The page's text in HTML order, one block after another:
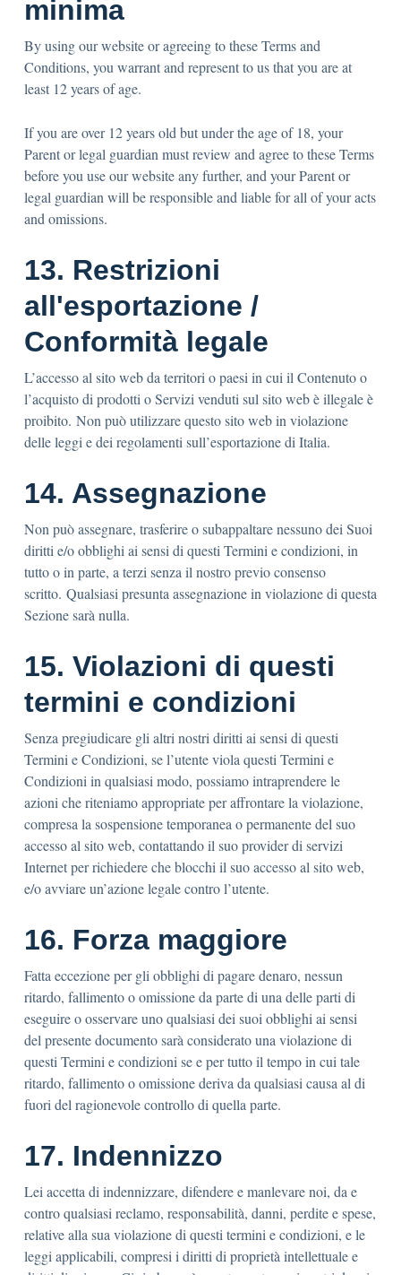
minima
By using our website or agreeing to these Terms and
Conditions, you warrant and represent to us that you are at
least 12 years of age.
If you are over 12 years old but under the age of 18, your
Parent or legal guardian must review and agree to these Terms
before you use our website any further, and your Parent or
legal guardian will be responsible and liable for all of your acts
and omissions.
13. Restrizioni
all'esportazione /
Conformità legale
L’accesso al sito web da territori o paesi in cui il Contenuto o
l’acquisto di prodotti o Servizi venduti sul sito web è illegale è
proibito. Non può utilizzare questo sito web in violazione
delle leggi e dei regolamenti sull’esportazione di Italia.
14. Assegnazione
Non può assegnare, trasferire o subappaltare nessuno dei Suoi
diritti e/o obblighi ai sensi di questi Termini e condizioni, in
tutto o in parte, a terzi senza il nostro previo consenso
scritto. Qualsiasi presunta assegnazione in violazione di questa
Sezione sarà nulla.
15. Violazioni di questi
termini e condizioni
Senza pregiudicare gli altri nostri diritti ai sensi di questi
Termini e Condizioni, se l’utente viola questi Termini e
Condizioni in qualsiasi modo, possiamo intraprendere le
azioni che riteniamo appropriate per affrontare la violazione,
compresa la sospensione temporanea o permanente del suo
accesso al sito web, contattando il suo provider di servizi
Internet per richiedere che blocchi il suo accesso al sito web,
e/o avviare un’azione legale contro l’utente.
16. Forza maggiore
Fatta eccezione per gli obblighi di pagare denaro, nessun
ritardo, fallimento o omissione da parte di una delle parti di
eseguire o osservare uno qualsiasi dei suoi obblighi ai sensi
del presente documento sarà considerato una violazione di
questi Termini e condizioni se e per tutto il tempo in cui tale
ritardo, fallimento o omissione deriva da qualsiasi causa al di
fuori del ragionevole controllo di quella parte.
17. Indennizzo
Lei accetta di indennizzare, difendere e manlevare noi, da e
contro qualsiasi reclamo, responsabilità, danni, perdite e spese,
relative alla sua violazione di questi termini e condizioni, e le
leggi applicabili, compresi i diritti di proprietà intellettuale e